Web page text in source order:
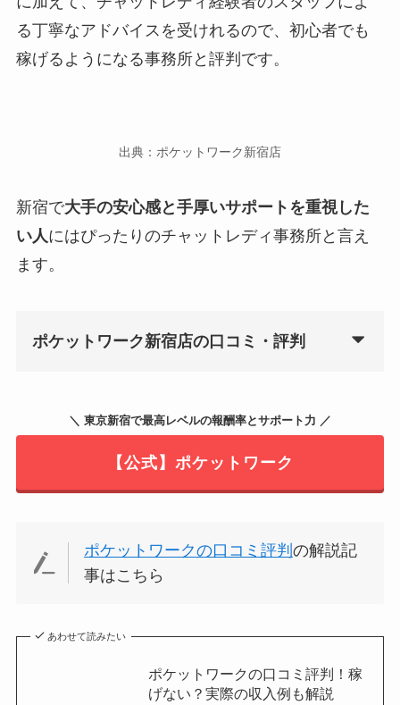
る丁寧なアドバイスを受けれるので、初心者でも
稼げるようになる事務所と評判です。
出典：ポケットワーク新宿店
新宿で大手の安心感と手厚いサポートを重視した
い人にはぴったりのチャットレディ事務所と言え
ます。
ポケットワーク新宿店の口コミ・評判
＼ 東京新宿で最高レベルの報酬率とサポート力 ／
【公式】ポケットワーク
ポケットワークの口コミ評判の解説記
事はこちら
あわせて読みたい
ポケットワークの口コミ評判！稼
げない？実際の収入例も解説